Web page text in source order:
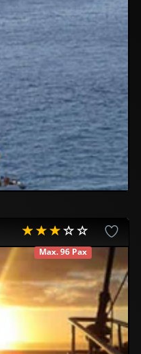
Max. 96 Pax